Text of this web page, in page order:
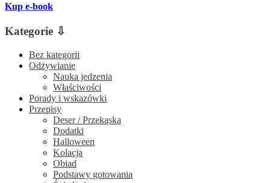
Kup e-book
Kategorie ⇩
Bez kategorii
Odżywianie
Nauka jedzenia
Właściwości
Porady i wskazówki
Przepisy
Deser / Przekąska
Dodatki
Halloween
Kolacja
Obiad
Podstawy gotowania